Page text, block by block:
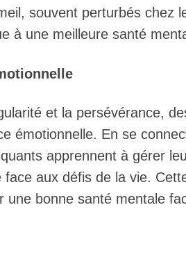
souvent perturbés chez
à une meilleure santé
et la persévérance,
émotionnelle. En se
apprennent à gérer
aux défis de la vie.
une bonne santé mentale